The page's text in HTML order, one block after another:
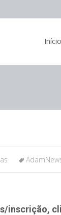
Início
inscrição,